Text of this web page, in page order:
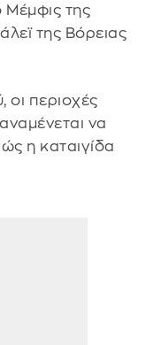
Μέμφις της
της Βόρειας
οι περιοχές
να
η καταιγίδα